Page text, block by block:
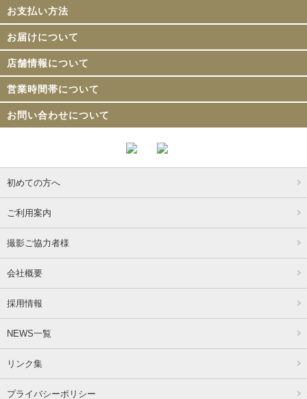
お支払い方法
お届けについて
店舗情報について
営業時間帯について
お問い合わせについて
初めての方へ
ご利用案内
撮影ご協力者様
会社概要
採用情報
NEWS一覧
リンク集
プライバシーポリシー